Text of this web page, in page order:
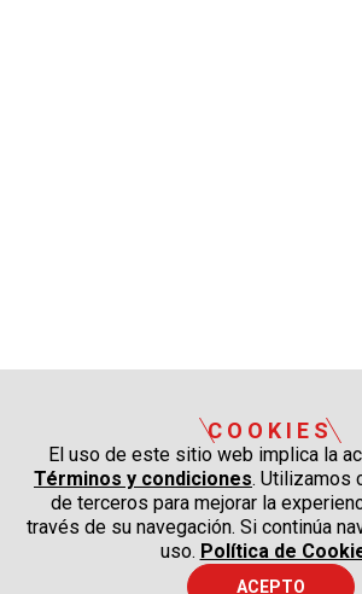
COOKIES
El uso de este sitio web implica la
Términos y condiciones. Utilizamos
de terceros para mejorar la
través de su navegación. Si continúa
uso. Política de
ACEPTO